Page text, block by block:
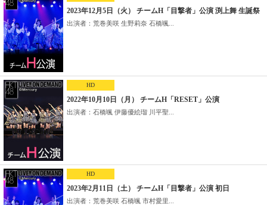
2023年12月5日（火） チームH「目撃者」公演 渕上舞 生誕祭
出演者：荒巻美咲 生野莉奈 石橋颯...
HD
2022年10月10日（月） チームH「RESET」公演
出演者：石橋颯 伊藤優絵瑠 川平聖...
HD
2023年2月11日（土） チームH「目撃者」公演 初日
出演者：荒巻美咲 石橋颯 市村愛里...